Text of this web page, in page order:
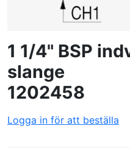
1 1/4" BSP
slange
1202458
Logga in för att beställa